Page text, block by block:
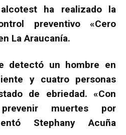
ha realizado la
preventivo «Cero
La Araucanía.
detectó un hombre en
y cuatro personas
de ebriedad. «Con
muertes por
Stephany Acuña